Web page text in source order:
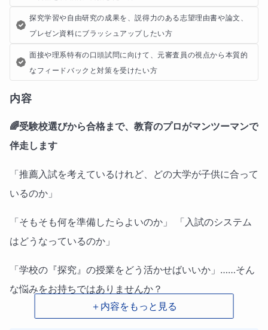
探究学習や自由研究の成果を、説得力のある志望理由書や論文、
プレゼン資料にブラッシュアップしたい方
面接や理系特有の口頭試問に向けて、元審査員の視点から本質的
なフィードバックと対策を受けたい方
内容
🌈受験校選びから合格まで、教育のプロがマンツーマンで
伴走します
「推薦入試を考えているけれど、どの大学が子供に合って
いるのか」
「そもそも何を準備したらよいのか」 「入試のシステム
はどうなっているのか」
「学校の『探究』の授業をどう活かせばいいか」……そん
な悩みをお持ちではありませんか？
＋内容をもっと見る